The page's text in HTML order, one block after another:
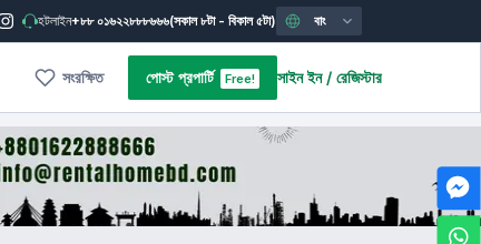
হটলাইন+৮৮ ০১৬২২৮৮৮৬৬৬(সকাল ৮টা - বিকাল ৫টা) বাং
সংরক্ষিত পোস্ট প্রপার্টি Free! সাইন ইন / রেজিস্টার